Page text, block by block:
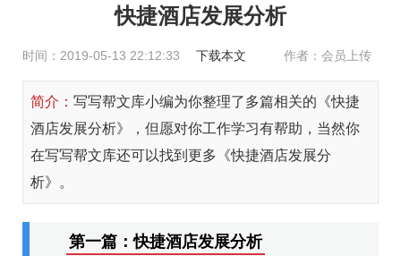
快捷酒店发展分析
时间：2019-05-13 22:12:33 下载本文 作者：会员上传
简介： 写写帮文库小编为你整理了多篇相关的《快捷
酒店发展分析》，但愿对你工作学习有帮助，当然你
在写写帮文库还可以找到更多《快捷酒店发展分
析》。
第一篇：快捷酒店发展分析